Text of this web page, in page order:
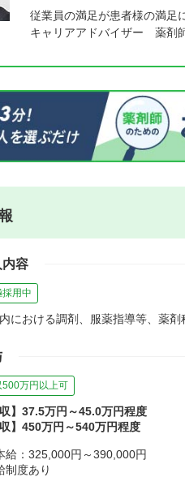
従業員の満足が患者様の満足
キャリアアドバイザー 薬剤
容
採用中
における調剤、服薬指導等、薬剤
500万円以上可
収】37.5万円～45.0万円程度
収】450万円～540万円程度
給：325,000円～390,000円
制度あり